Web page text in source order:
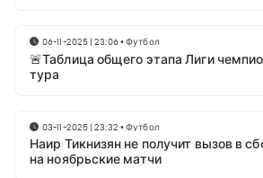
06-11-2025 | 23:06•Футбол
🚨Таблица общего этапа Лиги
тура
03-11-2025 | 23:32 •Футбол
Наир Тикнизян не получит вызов в
на ноябрьские матчи